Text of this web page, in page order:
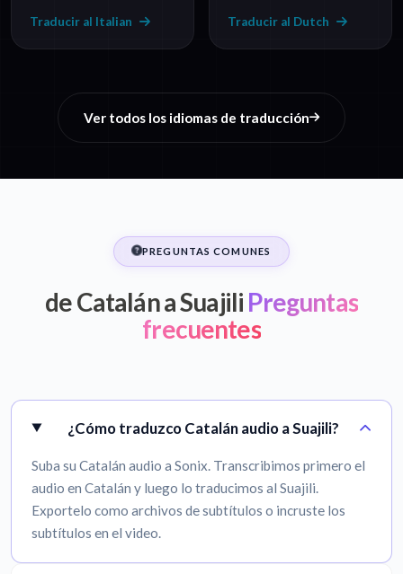
Traducir al Italian Traducir al Dutch
Ver todos los idiomas de traducción
PREGUNTAS COMUNES
de Catalán a Suajili Preguntas
frecuentes
¿Cómo traduzco Catalán audio a Suajili?
Suba su Catalán audio a Sonix. Transcribimos primero el
audio en Catalán y luego lo traducimos al Suajili.
Exportelo como archivos de subtítulos o incruste los
subtítulos en el video.